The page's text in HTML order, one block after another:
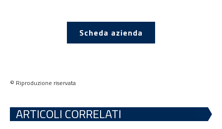
Scheda azienda
© Riproduzione riservata
ARTICOLI CORRELATI